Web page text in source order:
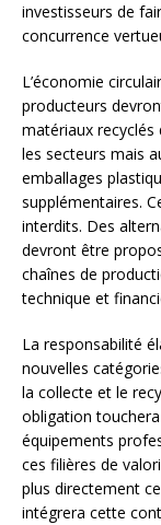
investisseurs de
concurrence
L’économie
producteurs
matériaux recyclés
les secteurs mais
emballages
supplémentaires.
interdits. Des
devront être
chaînes de
technique et
La responsabilité
nouvelles
la collecte et le
obligation
équipements
ces filières de
plus directement
intégrera cette